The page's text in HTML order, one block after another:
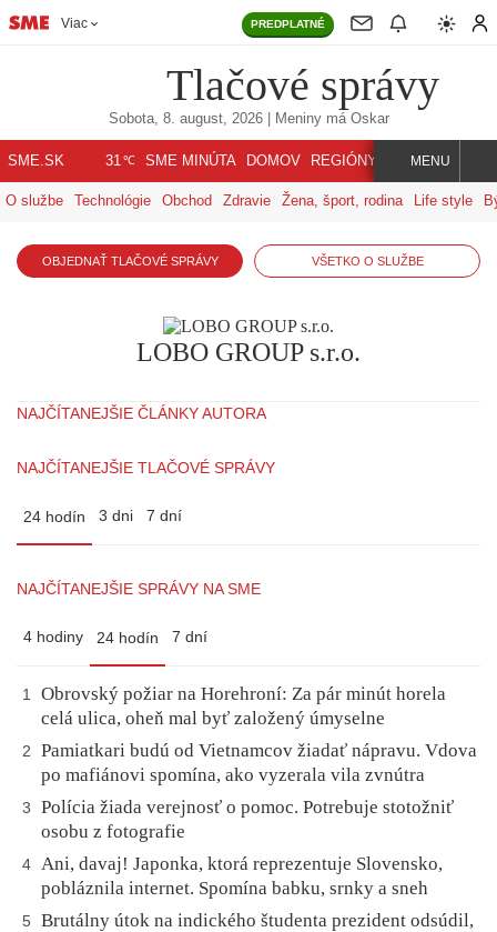
Viac PREDPLATNÉ
Tlačové správy
Sobota, 8. august, 2026| Meniny má Oskar
SME.SK 31℃ SME MINÚTA DOMOV REGIÓNY INDEX SVET
MENU
O službe Technológie Obchod Zdravie Žena, šport, rodina Life style
OBJEDNAŤ TLAČOVÉ SPRÁVY VŠETKO O SLUŽBE
LOBO GROUP s.r.o.
NAJČÍTANEJŠIE ČLÁNKY AUTORA
NAJČÍTANEJŠIE TLAČOVÉ SPRÁVY
24 hodín 3 dni 7 dní
NAJČÍTANEJŠIE SPRÁVY NA SME
4 hodiny 24 hodín 7 dní
1
Obrovský požiar na Horehroní: Za pár minút horela
celá ulica, oheň mal byť založený úmyselne
2
Pamiatkari budú od Vietnamcov žiadať nápravu. Vdova
po mafiánovi spomína, ako vyzerala vila zvnútra
3
Polícia žiada verejnosť o pomoc. Potrebuje stotožniť
osobu z fotografie
4 Ani, davaj! Japonka, ktorá reprezentuje Slovensko,
pobláznila internet. Spomína babku, srnky a sneh
5
Brutálny útok na indického študenta prezident odsúdil,